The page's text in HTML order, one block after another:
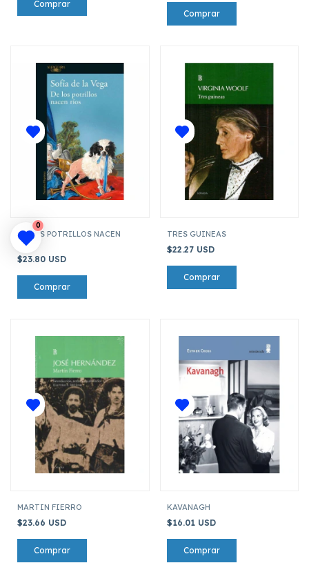
DE LOS POTRILLOS NACEN
RIOS
$23.80 USD
TRES GUINEAS
$22.27 USD
MARTIN FIERRO
$23.66 USD
KAVANAGH
$16.01 USD
0